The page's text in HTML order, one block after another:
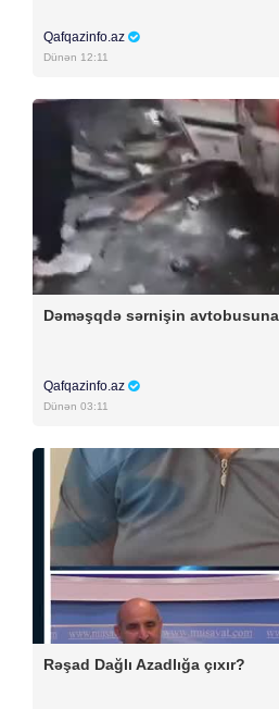
Qafqazinfo.az
Dünən 12:11
Dəməşqdə sərnişin
Qafqazinfo.az
Dünən 03:11
Rəşad Dağlı Azadlığa çıxır?